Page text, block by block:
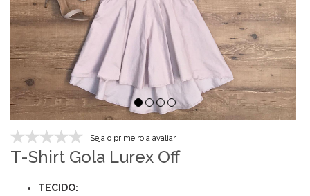
Seja o primeiro a avaliar
T-Shirt Gola Lurex Off
TECIDO: